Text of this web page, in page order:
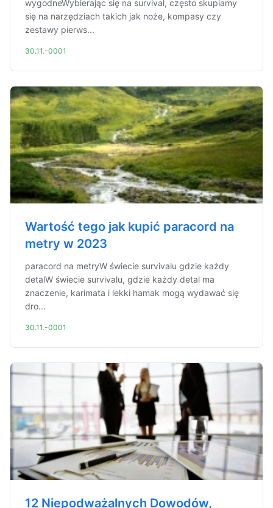
wygodneWybierając się na survival, często skupiamy
się na narzędziach takich jak noże, kompasy czy
zestawy pierws...
30.11.-0001
Wartość tego jak kupić paracord na
metry w 2023
paracord na metryW świecie survivalu gdzie każdy
detalW świecie survivalu, gdzie każdy detal ma
znaczenie, karimata i lekki hamak mogą wydawać się
dro...
30.11.-0001
12 Niepodważalnych Dowodów,